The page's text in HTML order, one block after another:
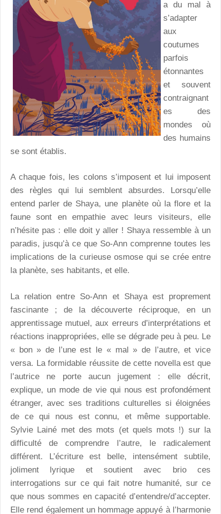
a du mal à
s’adapter
aux
coutumes
parfois
étonnantes
et souvent
contraignant
es des
mondes où
des humains
se sont établis.
A chaque fois, les colons s’imposent et lui imposent
des règles qui lui semblent absurdes. Lorsqu’elle
entend parler de Shaya, une planète où la flore et la
faune sont en empathie avec leurs visiteurs, elle
n’hésite pas : elle doit y aller ! Shaya ressemble à un
paradis, jusqu’à ce que So-Ann comprenne toutes les
implications de la curieuse osmose qui se crée entre
la planète, ses habitants, et elle.
La relation entre So-Ann et Shaya est proprement
fascinante ; de la découverte réciproque, en un
apprentissage mutuel, aux erreurs d’interprétations et
réactions inappropriées, elle se dégrade peu à peu. Le
« bon » de l’une est le « mal » de l’autre, et vice
versa. La formidable réussite de cette novella est que
l’autrice ne porte aucun jugement : elle décrit,
explique, un mode de vie qui nous est profondément
étranger, avec ses traditions culturelles si éloignées
de ce qui nous est connu, et même supportable.
Sylvie Lainé met des mots (et quels mots !) sur la
difficulté de comprendre l’autre, le radicalement
différent. L’écriture est belle, intensément subtile,
joliment lyrique et soutient avec brio ces
interrogations sur ce qui fait notre humanité, sur ce
que nous sommes en capacité d’entendre/d’accepter.
Elle rend également un hommage appuyé à l’harmonie